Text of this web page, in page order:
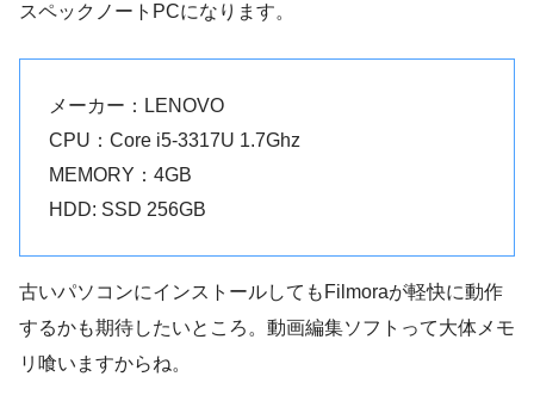
スペックノートPCになります。
メーカー：LENOVO
CPU：Core i5-3317U 1.7Ghz
MEMORY：4GB
HDD: SSD 256GB
古いパソコンにインストールしてもFilmoraが軽快に動作
するかも期待したいところ。動画編集ソフトって大体メモ
リ喰いますからね。